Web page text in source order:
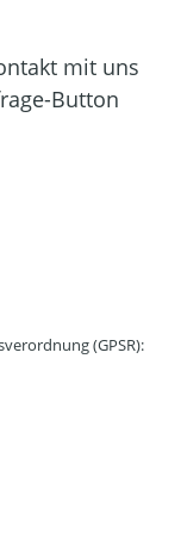
mit uns
Button
(GPSR):